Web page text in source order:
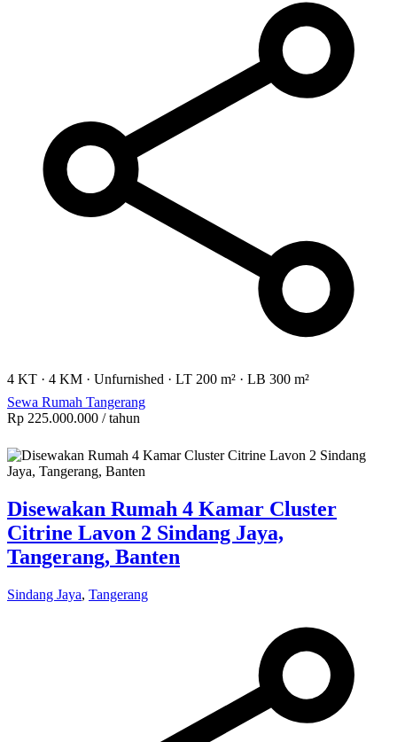
4 KT · 4 KM · Unfurnished · LT 200 m² · LB 300 m²
Sewa Rumah Tangerang
Rp 225.000.000 / tahun
Disewakan Rumah 4 Kamar Cluster
Citrine Lavon 2 Sindang Jaya,
Tangerang, Banten
Sindang Jaya, Tangerang